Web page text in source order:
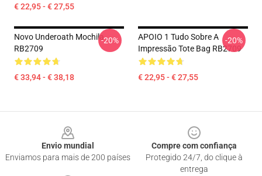
€ 22,95 - € 27,55
Novo Underoath Mochila
RB2709
€ 33,94 - € 38,18
-20%
APOIO 1 Tudo Sobre A
Impressão Tote Bag RB2709
€ 22,95 - € 27,55
-20%
Envio mundial
Enviamos para mais de 200 países
Compre com confiança
Protegido 24/7, do clique à
entrega